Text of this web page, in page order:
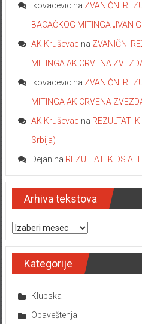
ikovacevic na ZVANIČNI
BACAČKOG MITINGA „IVAN
AK Kruševac na ZVANIČNI
MITINGA AK CRVENA
ikovacevic na ZVANIČNI
MITINGA AK CRVENA
AK Kruševac na REZULTATI
Srbija)
Dejan na REZULTATI KIDS
Arhiva tekstova
Arhiva tekstova
Kategorije
Klupska
Obaveštenja